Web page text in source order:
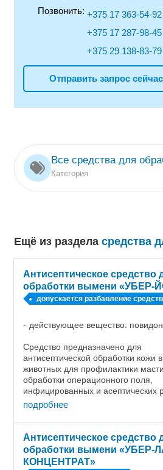
Позвонить: +375 17 363-54-92
+375 17 287-98-
+375 29 138-83-79
Отправить запрос сейчас
Все средства для
Категория
Ещё из раздела средства
Антисептическое cредство
обработки вымени «УБЕР-
допускается разбавление
4 раза
действующее вещество:
Средство предназначено для
антисептической обработки кожи
животных для профилактики
обработки операционного поля,
инфицированных и асептических
Санитарную обработку вымени
проводят перед доением путем
кожи ...
подробнее
Антисептическое средство
обработки вымени «УБЕР-
КОНЦЕНТРАТ»